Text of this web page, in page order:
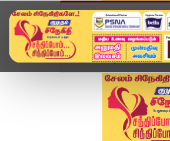
முகப்பு விளையாட்டு
Home வீடியோ ஸ்டோரி